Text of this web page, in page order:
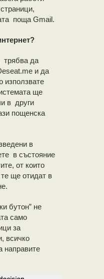
поща Gmail.
трябва да
и да
използвате
ще
в други
пощенска
в
в състояние
от които
ще отидат в
бутон” не
само
за
всичко
направите